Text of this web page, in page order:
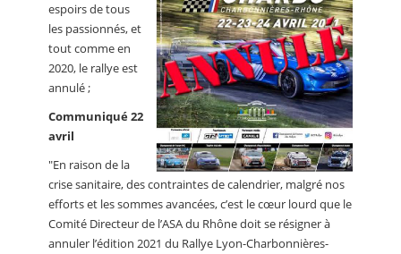
espoirs de tous
les passionnés, et
tout comme en
2020, le rallye est
annulé ;
Communiqué 22
avril
"En raison de la
crise sanitaire, des contraintes de calendrier, malgré nos
efforts et les sommes avancées, c’est le cœur lourd que le
Comité Directeur de l’ASA du Rhône doit se résigner à
annuler l’édition 2021 du Rallye Lyon-Charbonnières-